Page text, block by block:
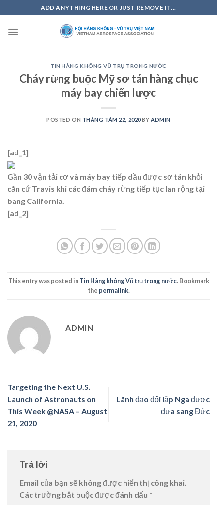
to
content
ADD ANYTHING HERE OR JUST REMOVE IT...
TIN HÀNG KHÔNG VŨ TRỤ TRONG NƯỚC
Cháy rừng buộc Mỹ sơ tán hàng chục
máy bay chiến lược
POSTED ON THÁNG TÁM 22, 2020BY ADMIN
[ad_1]
Gần 30 vận tải cơ và máy bay tiếp dầu được sơ tán khỏi
căn cứ Travis khi các đám cháy rừng tiếp tục lan rộng tại
bang California.
[ad_2]
This entry was posted inTin Hàng không Vũ trụ trong nước. Bookmark
the permalink.
ADMIN
Targeting the Next U.S.
Launch of Astronauts on
This Week @NASA – August
21, 2020
Lãnh đạo đối lập Nga được
đưa sang Đức
Trả lời
Email của bạn sẽ không được hiển thị công khai.
Các trường bắt buộc được đánh dấu *